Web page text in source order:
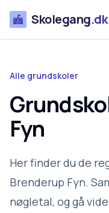
Skolegang.dk
Alle grundskoler
Fyn
Her finder du de
Brenderup Fyn.
nøgletal, og gå